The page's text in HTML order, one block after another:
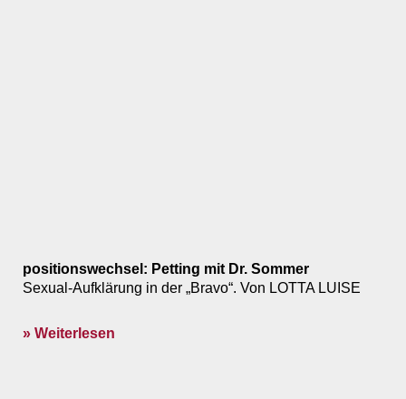
positionswechsel: Petting mit Dr. Sommer
Sexual-Aufklärung in der „Bravo“. Von LOTTA LUISE
» Weiterlesen